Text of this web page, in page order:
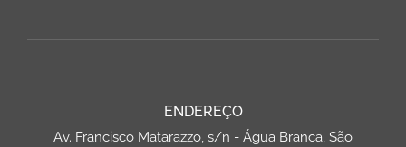
ENDEREÇO
Av. Francisco Matarazzo, s/n - Água Branca, São